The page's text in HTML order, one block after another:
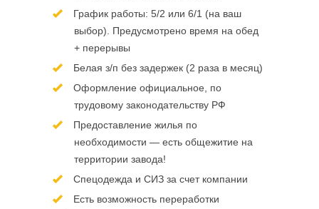
График работы: 5/2 или 6/1 (на ваш
выбор). Предусмотрено время на обед
+ перерывы
Белая з/п без задержек (2 раза в месяц)
Оформление официальное, по
трудовому законодательству РФ
Предоставление жилья по
необходимости — есть общежитие на
территории завода!
Спецодежда и СИЗ за счет компании
Есть возможность переработки